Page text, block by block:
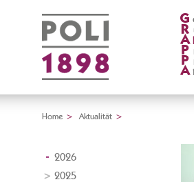
G
R
A
P
P
A
Home > Aktualität >
2026
2025